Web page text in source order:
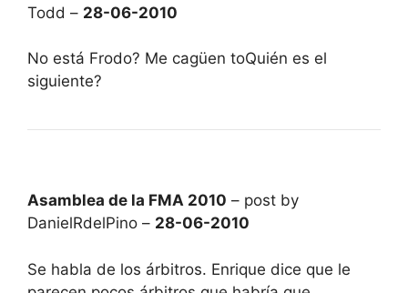
Todd – 28-06-2010
No está Frodo? Me cagüen toQuién es el
siguiente?
Asamblea de la FMA 2010 – post by
DanielRdelPino – 28-06-2010
Se habla de los árbitros. Enrique dice que le